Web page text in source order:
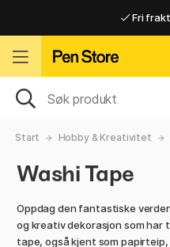
Fri
Raskt til dør
Raskt til dør
Start Hobby & Kreativitet
Washi Tape
Oppdag den fantastiske
og kreativ dekorasjon som har
tape, også kjent som